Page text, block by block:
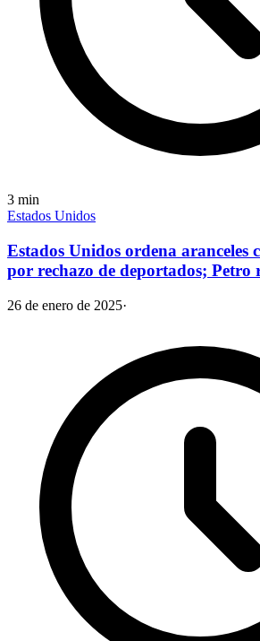
3 min
Estados Unidos
Estados Unidos ordena aranceles
por rechazo de deportados; Petro
26 de enero de 2025·